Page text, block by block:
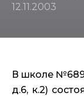
12.11.2003
В школе №689
д.6, к.2)